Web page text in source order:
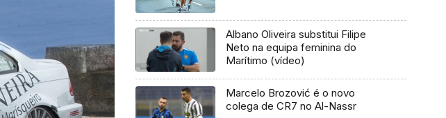
Albano Oliveira substitui Filipe
Neto na equipa feminina do
Marítimo (vídeo)
Marcelo Brozović é o novo
colega de CR7 no Al-Nassr